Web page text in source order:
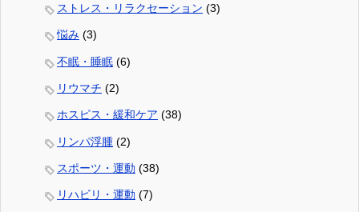
ストレス・リラクセーション (3)
悩み (3)
不眠・睡眠 (6)
リウマチ (2)
ホスピス・緩和ケア (38)
リンパ浮腫 (2)
スポーツ・運動 (38)
リハビリ・運動 (7)